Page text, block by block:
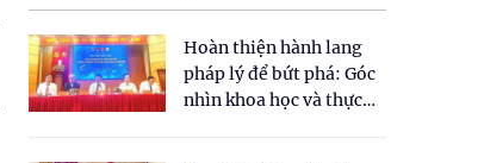
Hoàn thiện hành lang
pháp lý để bứt phá: Góc
nhìn khoa học và thực